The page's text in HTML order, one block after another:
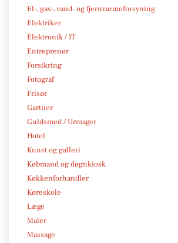
El-, gas-, vand- og fjernvarmeforsyning
Elektriker
Elektronik / IT
Entreprenør
Forsikring
Fotograf
Frisør
Gartner
Guldsmed / Urmager
Hotel
Kunst og galleri
Købmand og døgnkiosk
Køkkenforhandler
Køreskole
Læge
Maler
Massage